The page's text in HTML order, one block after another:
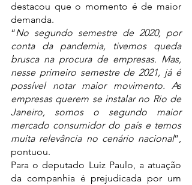
destacou que o momento é de maior
demanda.
“No segundo semestre de 2020, por
conta da pandemia, tivemos queda
brusca na procura de empresas. Mas,
nesse primeiro semestre de 2021, já é
possível notar maior movimento. As
empresas querem se instalar no Rio de
Janeiro, somos o segundo maior
mercado consumidor do país e temos
muita relevância no cenário nacional”,
pontuou.
Para o deputado Luiz Paulo, a atuação
da companhia é prejudicada por um